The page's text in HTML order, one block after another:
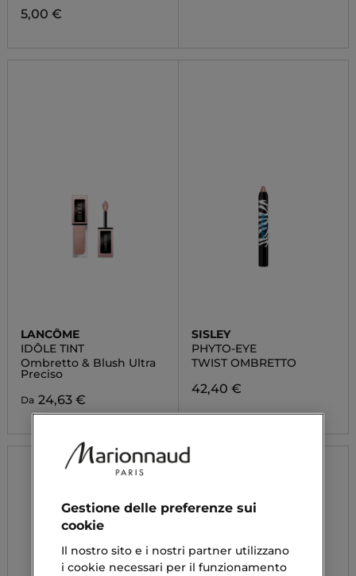
5,00 €
LANCÔME
IDÔLE TINT
Ombretto & Blush Ultra
Preciso
Da 24,63 €
SISLEY
PHYTO-EYE
TWIST OMBRETTO
42,40 €
Gestione delle preferenze sui
cookie
Il nostro sito e i nostri partner utilizzano
i cookie necessari per il funzionamento